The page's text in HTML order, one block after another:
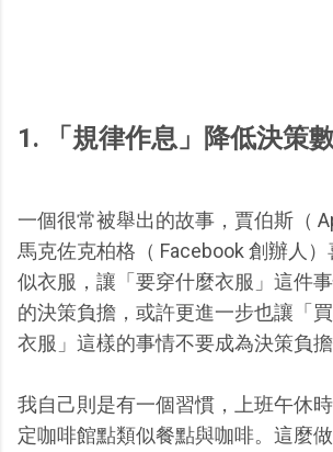
1. 「規律作息」降低決策
一個很常被舉出的故事，賈伯斯（
馬克佐克柏格（ Facebook 創辦人
似衣服，讓「要穿什麼衣服」這件
的決策負擔，或許更進一步也讓「
衣服」這樣的事情不要成為決策負擔
我自己則是有一個習慣，上班午休
定咖啡館點類似餐點與咖啡。這麼做